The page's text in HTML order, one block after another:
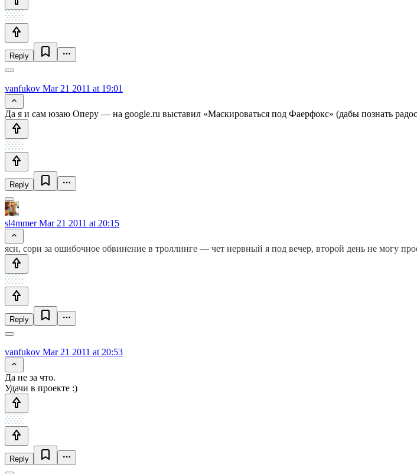
Reply
vanfukov Mar 21 2011 at 19:01
Да я и сам юзаю Оперу — на google.ru выставил «Маскироваться под Фаерфокс» (дабы познать
Reply
sl4mmerMar 21 2011 at 20:15
ясн, сори за ошибочное обвинение в троллинге — чет нервный я под вечер, второй день не могу
Reply
vanfukov Mar 21 2011 at 20:53
Да не за что.
Удачи в проекте :)
Reply